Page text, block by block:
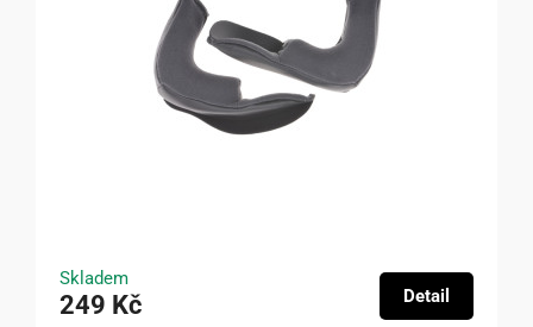
Skladem
249 Kč Detail